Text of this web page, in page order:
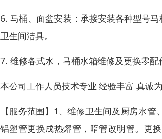
6. 马桶、面盆安装：承接安装各种型号
卫生间洁具。
7. 维修各式水，马桶水箱维修及更换零配
本公司工作人员技术专业 经验丰富 真诚
【服务范围】1、维修卫生间及厨房水
铝塑管更换成热熔管，暗管改明管。更